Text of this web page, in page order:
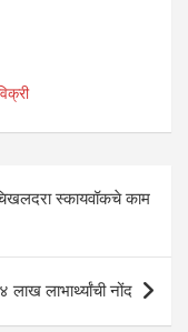
ar
स्कायवॉकचे काम
लाख लाभार्थ्यांची नोंद